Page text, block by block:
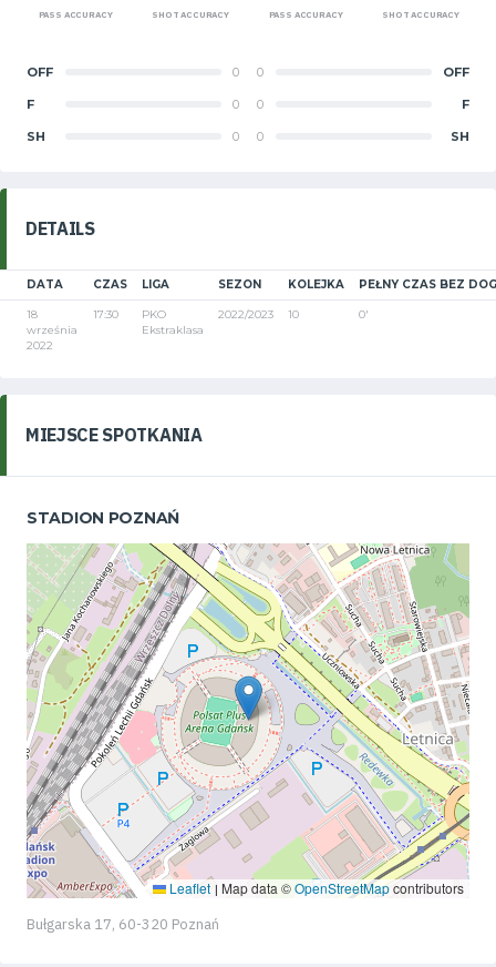
PASS ACCURACY SHOT ACCURACY
OFF 0
F 0
SH 0
PASS ACCURACY SHOT ACCURACY
0 OFF
0 F
0 SH
DETAILS
DATA CZAS LIGA SEZON KOLEJKA PEŁNY CZAS BEZ
18
września
2022
17:30
PKO
Ekstraklasa
2022/2023 10 0'
MIEJSCE SPOTKANIA
STADION POZNAŃ
Leaflet | Map data ©OpenStreetMapcontributors
Bułgarska 17, 60-320 Poznań